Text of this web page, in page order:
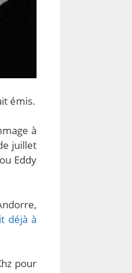
émis.
à
juillet
Eddy
déjà à
pour